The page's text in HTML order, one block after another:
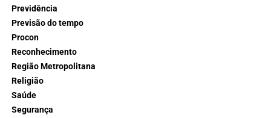
Previdência
Previsão do tempo
Procon
Reconhecimento
Região Metropolitana
Religião
Saúde
Segurança